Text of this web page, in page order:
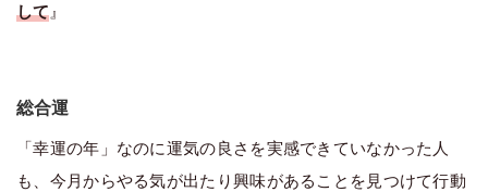
して』
総合運
「幸運の年」なのに運気の良さを実感できていなかった人
も、今月からやる気が出たり興味があることを見つけて行動